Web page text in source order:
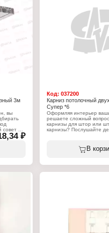
Серия: "Супер"
Тип товара: Карниз
Назначение: для штор
Вариация: двухполозный
Способ крепления:
3м
вы
–
его
из
- 3 м.
₽
Код: 037200
Карниз потолочный
Супер *6
Оформляя интерьер
решаете сложный
карнизы для штор или
карнизы? Послушайте
карнизы для штор
приобретать после того,
определились с типом
собственным весом. Но
известна длина карниза
Тип товара: Карниз
Назначение: для штор
В